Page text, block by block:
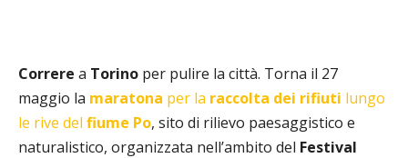
Correre a Torino per pulire la città. Torna il 27
maggio la maratona per la raccolta dei rifiuti lungo
le rive del fiume Po, sito di rilievo paesaggistico e
naturalistico, organizzata nell’ambito del Festival